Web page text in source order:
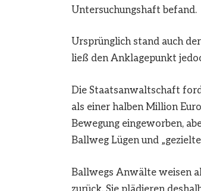
Untersuchungshaft befand.
Ursprünglich stand auch
ließ den Anklagepunkt
Die Staatsanwaltschaft
als einer halben Million
Bewegung eingeworben,
Ballweg Lügen und
Ballwegs Anwälte weisen